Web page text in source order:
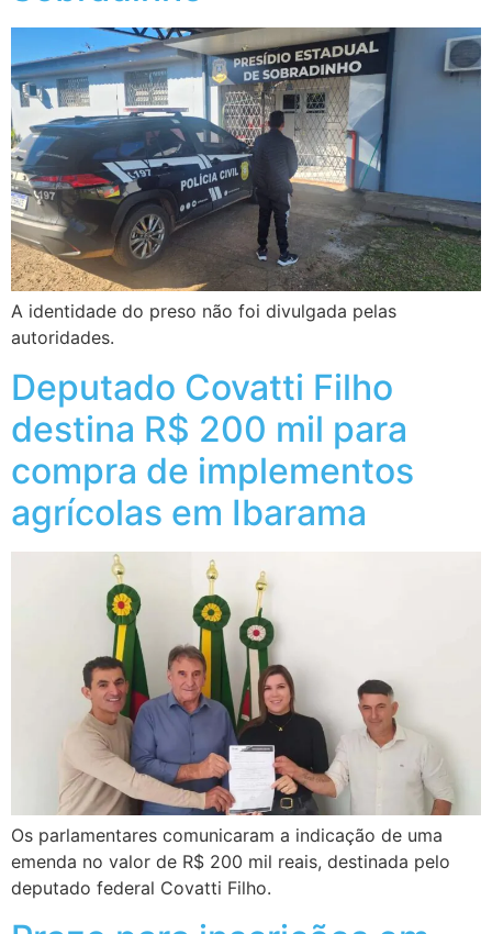
A identidade do preso não foi divulgada pelas
autoridades.
Deputado Covatti Filho
destina R$ 200 mil para
compra de implementos
agrícolas em Ibarama
Os parlamentares comunicaram a indicação de uma
emenda no valor de R$ 200 mil reais, destinada pelo
deputado federal Covatti Filho.